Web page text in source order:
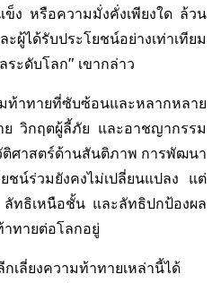
ง หรือความมั่งคั่งเพียงใด ล้วน
ผู้ได้รับประโยชน์อย่างเท่าเทียม
ะดับโลก" เขากล่าว
าทายที่ซับซ้อนและหลากหลาย
วิกฤตผู้ลี้ภัย และอาชญากรรม
ศาสตร์ด้านสันติภาพ การพัฒนา
น์ร่วมยังคงไม่เปลี่ยนแปลง แต่
ทธิเหนือชั้น และลัทธิปกป้องผล
ทายต่อโลกอยู่
เลี่ยงความท้าทายเหล่านี้ได้